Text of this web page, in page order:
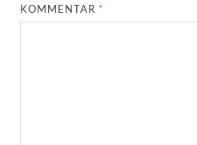
KOMMENTAR *